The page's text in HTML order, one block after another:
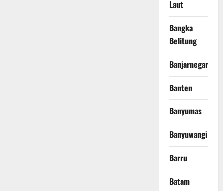
Laut
Bangka
Belitung
Banjarnegara
Banten
Banyumas
Banyuwangi
Barru
Batam